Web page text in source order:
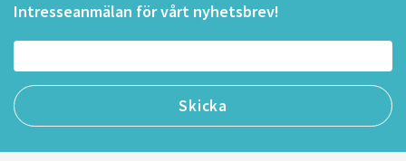
Intresseanmälan för vårt nyhetsbrev!